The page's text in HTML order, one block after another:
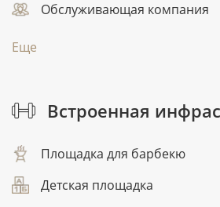
Обслуживающая компания
Еще
Встроенная
Площадка для барбекю
Детская площадка